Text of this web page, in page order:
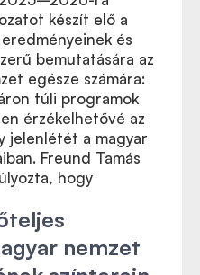
készít elő a
és
bemutatására az
egésze számára:
túli programok
érzékelhetővé az
jelenlétét a magyar
Freund Tamás
hogy
nemzet